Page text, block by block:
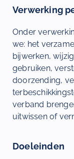
Verwerking
Onder
we: het
bijwerken,
gebruiken,
doorzending,
verband
uitwissen of
Doeleinden